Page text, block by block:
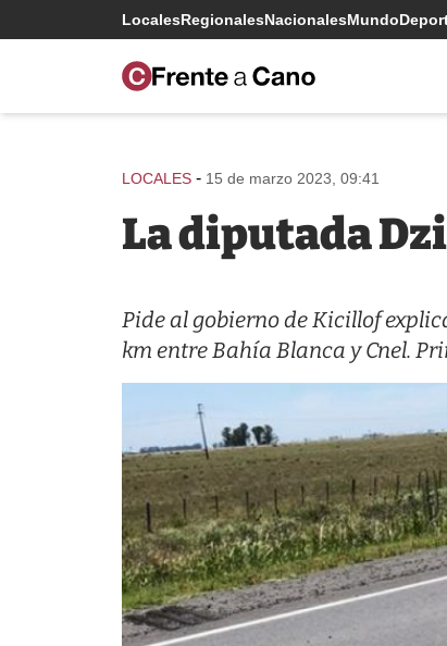
LocalesRegionalesNacionalesMundo
LOCALES - 15 de marzo 2023, 09:41
La diputada
Pide al gobierno de Kicillof
km entre Bahía Blanca y Cnel.